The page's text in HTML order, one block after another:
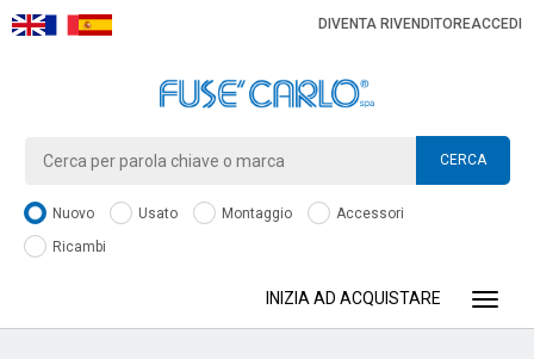
DIVENTA RIVENDITOREACCEDI
CERCA
Nuovo Usato Montaggio
Accessori
Ricambi
INIZIA AD ACQUISTARE